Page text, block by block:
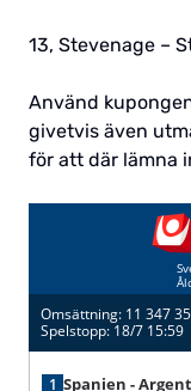
13, Stevenage –
Använd
givetvis även
för att där lämna